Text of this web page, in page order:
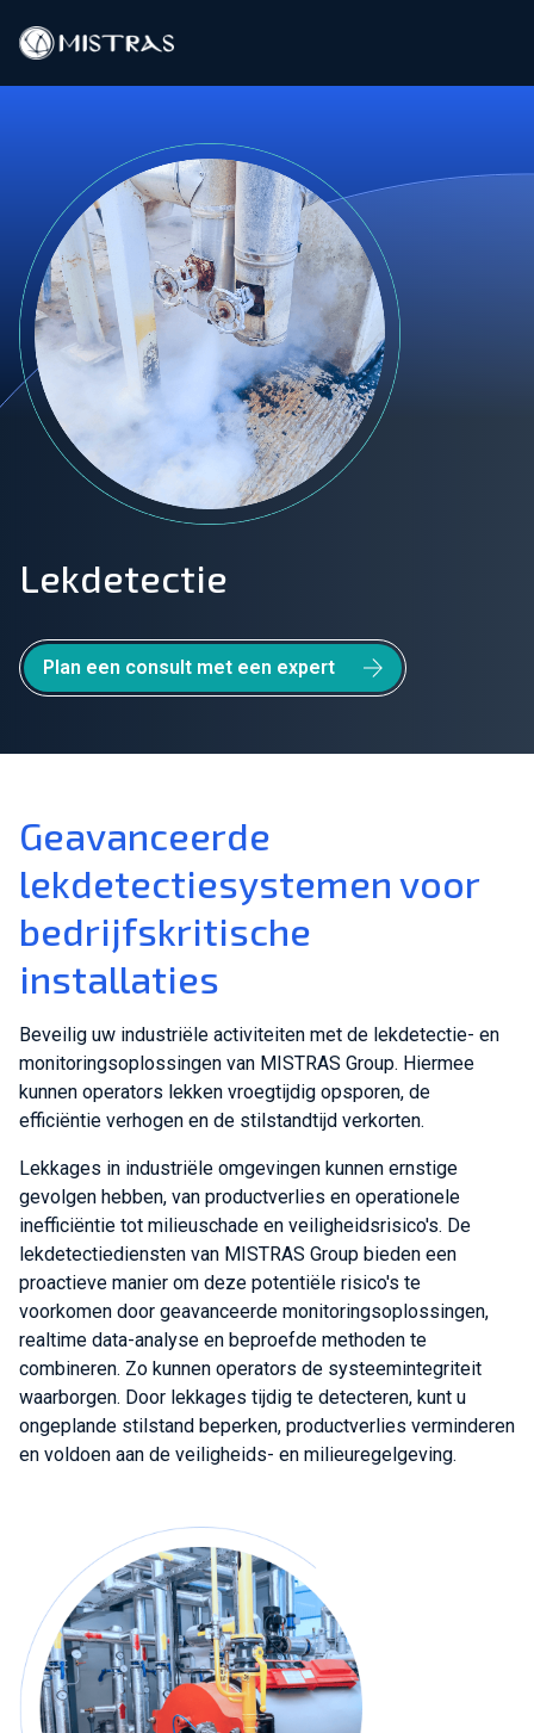
Buitendienst
Laboratoriumdiensten
Producten
Industrieën
Bronnen
Contact
Sluit je aan bij ons team!
Over ons
NL
Wereldwijd
Lekdetectie
Plan een consult met een expert
Geavanceerde
lekdetectiesystemen voor
bedrijfskritische
installaties
Beveilig uw industriële activiteiten met de lekdetectie- en
monitoringsoplossingen van MISTRAS Group. Hiermee
kunnen operators lekken vroegtijdig opsporen, de
efficiëntie verhogen en de stilstandtijd verkorten.
Lekkages in industriële omgevingen kunnen ernstige
gevolgen hebben, van productverlies en operationele
inefficiëntie tot milieuschade en veiligheidsrisico's. De
lekdetectiediensten van MISTRAS Group bieden een
proactieve manier om deze potentiële risico's te
voorkomen door geavanceerde monitoringsoplossingen,
realtime data-analyse en beproefde methoden te
combineren. Zo kunnen operators de systeemintegriteit
waarborgen. Door lekkages tijdig te detecteren, kunt u
ongeplande stilstand beperken, productverlies verminderen
en voldoen aan de veiligheids- en milieuregelgeving.